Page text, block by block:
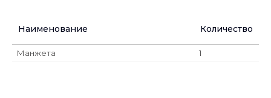
Наименование Количество
Манжета 1